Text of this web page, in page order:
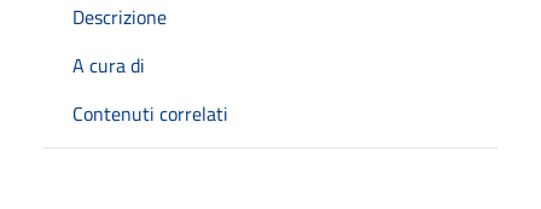
Descrizione
A cura di
Contenuti correlati